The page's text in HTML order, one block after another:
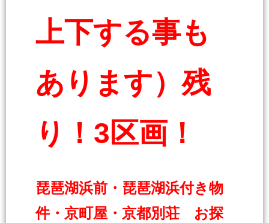
上下する事も
あります）残
り！3区画！
琵琶湖浜前・琵琶湖浜付き物
件・京町屋・京都別荘 お探